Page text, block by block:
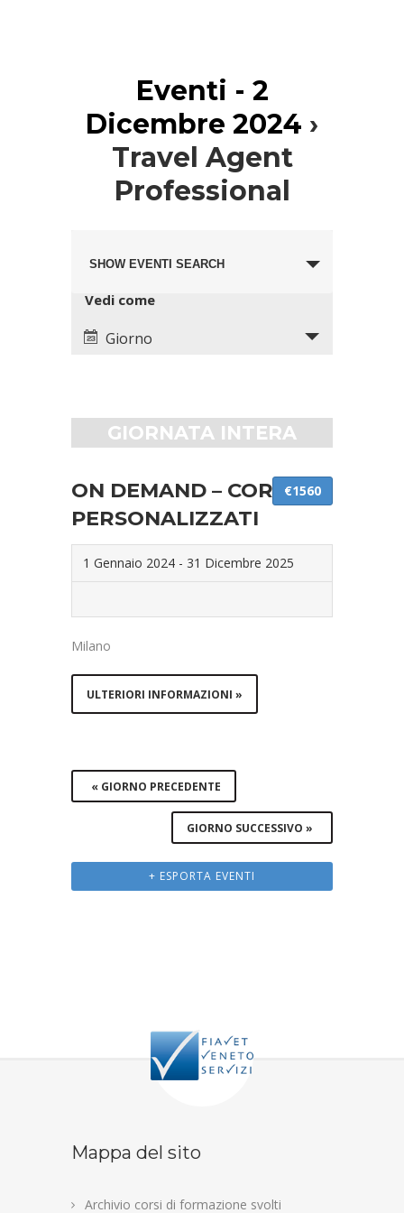
Eventi - 2
Dicembre 2024 ›
Travel Agent
Professional
and
Views
SHOW EVENTI SEARCH
Views
Vedi come
Giorno
GIORNATA INTERA
ON DEMAND – CORSI
PERSONALIZZATI
1 Gennaio 2024 - 31 Dicembre 2025
€1560
Milano
ULTERIORI INFORMAZIONI »
« GIORNO PRECEDENTE
GIORNO SUCCESSIVO »
+ ESPORTA EVENTI
Mappa del sito
Archivio corsi di formazione svolti